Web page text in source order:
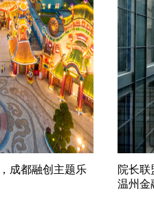
成都融创主题乐
院长
温州金